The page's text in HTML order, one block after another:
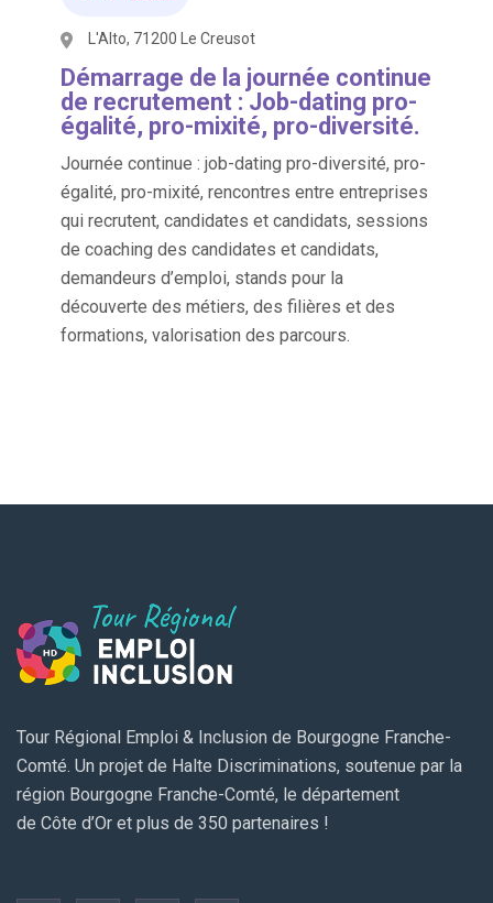
L'Alto, 71200 Le Creusot
Démarrage de la journée continue
de recrutement : Job-dating pro-
égalité, pro-mixité, pro-diversité.
Journée continue : job-dating pro-diversité, pro-
égalité, pro-mixité, rencontres entre entreprises
qui recrutent, candidates et candidats, sessions
de coaching des candidates et candidats,
demandeurs d’emploi, stands pour la
découverte des métiers, des filières et des
formations, valorisation des parcours.
Tour Régional Emploi & Inclusion de Bourgogne Franche-
Comté. Un projet de Halte Discriminations, soutenue par la
région Bourgogne Franche-Comté, le département
de Côte d’Or et plus de 350 partenaires !